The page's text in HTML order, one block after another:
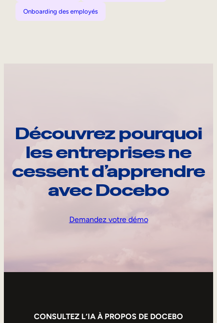
Onboarding des employés
Découvrez pourquoi
les entreprises ne
cessent d’apprendre
avec Docebo
Demandez votre démo
CONSULTEZ L’IA À PROPOS DE DOCEBO